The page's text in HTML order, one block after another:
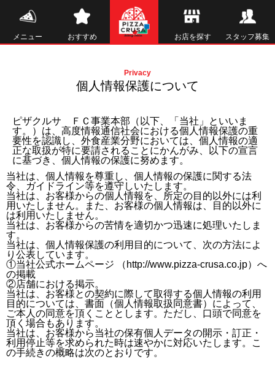
メニュー おすすめ お店を探す スタッフ募集
Privacy
個人情報保護について
ピザクルサ ＦＣ事業本部（以下、「当社」といいま
す。）は、高度情報通信社会における個人情報保護の重
要性を認識し、外食産業分野においては、個人情報の適
正な取扱が特に要請されることにかんがみ、以下の宣言
に基づき、個人情報の保護に努めます。
当社は、個人情報を尊重し、個人情報の保護に関する法
令、ガイドライン等を遵守しいたします。
当社は、お客様からの個人情報を、所定の目的以外には利
用いたしません。また、お客様の個人情報は、目的以外に
は利用いたしません。
当社は、お客様からの苦情を適切かつ迅速に処理いたしま
す。
当社は、個人情報保護の利用目的について、次の方法によ
り公表しています。
①当社公式ホームページ （http://www.pizza-crusa.co.jp）へ
の掲載
②店舗における掲示。
当社は、お客様との契約に際して取得する個人情報の利用
目的については、書面（個人情報取扱同意書）によって、
ご本人の同意を頂くこととします。ただし、口頭で同意を
頂く場合もあります。
当社は、お客様から当社の保有個人データの開示・訂正・
利用停止等を求められた時は速やかに対応いたします。こ
の手続きの概略は次のとおりです。